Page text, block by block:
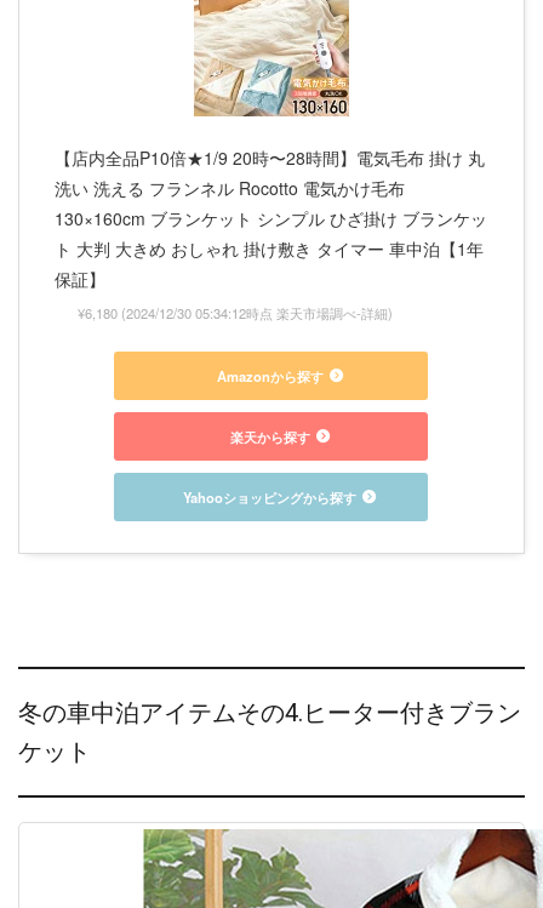
【店内全品P10倍★1/9 20時〜28時間】電気毛布 掛け 丸
洗い 洗える フランネル Rocotto 電気かけ毛布
130×160cm ブランケット シンプル ひざ掛け ブランケッ
ト 大判 大きめ おしゃれ 掛け敷き タイマー 車中泊【1年
保証】
¥6,180 (2024/12/30 05:34:12時点 楽天市場調べ-詳細)
Amazonから探す
楽天から探す
Yahooショッピングから探す
冬の車中泊アイテムその4.ヒーター付きブラン
ケット